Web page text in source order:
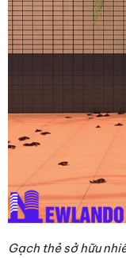
Gạch thẻ sở hữu